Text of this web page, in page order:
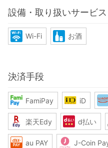
設備・取り扱いサービス
Wi-Fi お酒
決済手段
FamiPay iD
楽天Edy d払い
au PAY J-Coin